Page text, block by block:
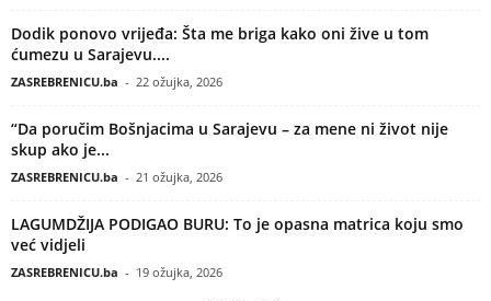
Dodik ponovo vrijeđa: Šta me briga kako oni žive u tom
ćumezu u Sarajevu....
ZASREBRENICU.ba - 22 ožujka, 2026
“Da poručim Bošnjacima u Sarajevu – za mene ni život nije
skup ako je...
ZASREBRENICU.ba - 21 ožujka, 2026
LAGUMDŽIJA PODIGAO BURU: To je opasna matrica koju smo
već vidjeli
ZASREBRENICU.ba - 19 ožujka, 2026